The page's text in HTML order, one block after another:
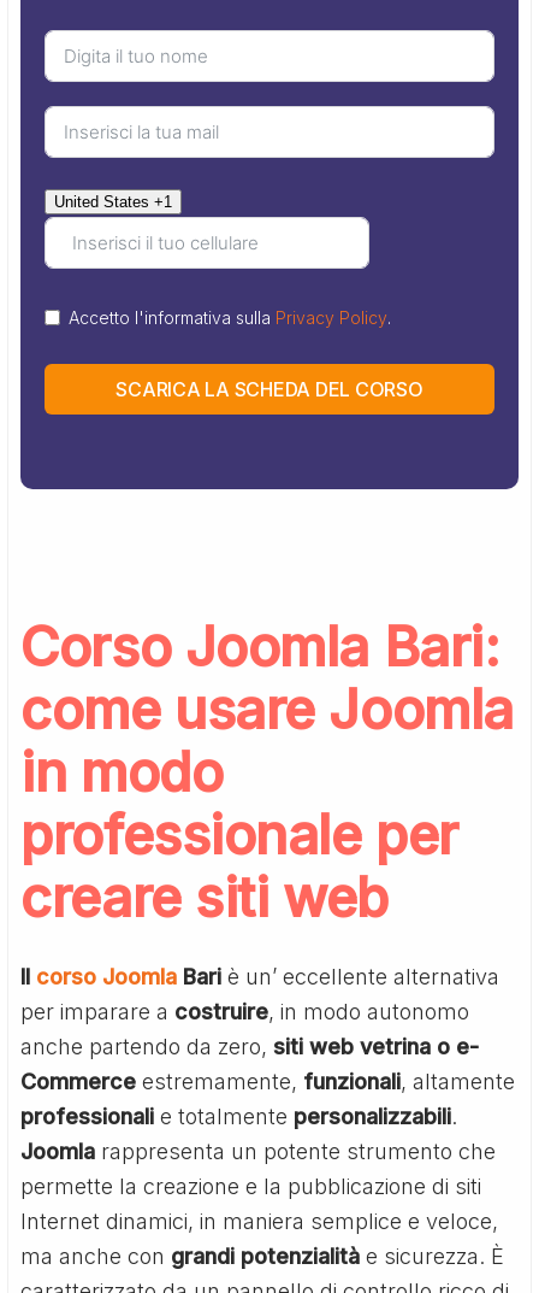
United States +1
Accetto l'informativa sulla Privacy Policy.
SCARICA LA SCHEDA DEL CORSO
Corso Joomla Bari:
come usare Joomla
in modo
professionale per
creare siti web
Il corso Joomla Bari è un’ eccellente alternativa
per imparare a costruire, in modo autonomo
anche partendo da zero,siti web vetrina o e-
Commerce estremamente, funzionali, altamente
professionali e totalmente personalizzabili.
Joomla rappresenta un potente strumento che
permette la creazione e la pubblicazione di siti
Internet dinamici, in maniera semplice e veloce,
ma anche con grandi potenzialità e sicurezza. È